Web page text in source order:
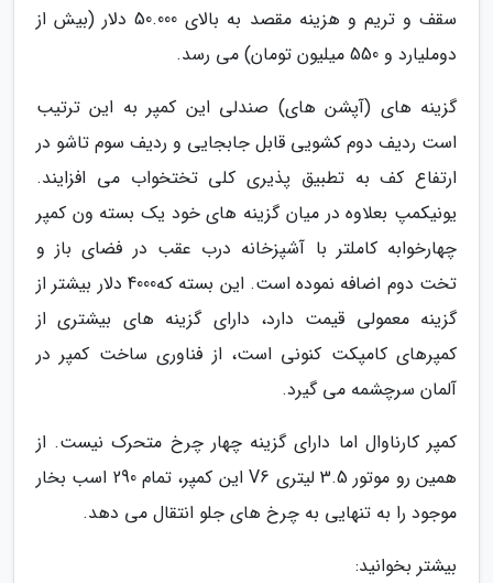
سقف و تریم و هزینه مقصد به بالای 50.000 دلار (بیش از
دوملیارد و 550 میلیون تومان) می رسد.
گزینه های (آپشن های) صندلی این کمپر به این ترتیب
است ردیف دوم کشویی قابل جابجایی و ردیف سوم تاشو در
ارتفاع کف به تطبیق پذیری کلی تختخواب می افزایند.
یونیکمپ بعلاوه در میان گزینه های خود یک بسته ون کمپر
چهارخوابه کاملتر با آشپزخانه درب عقب در فضای باز و
تخت دوم اضافه نموده است. این بسته که4000 دلار بیشتر از
گزینه معمولی قیمت دارد، دارای گزینه های بیشتری از
کمپرهای کامپکت کنونی است، از فناوری ساخت کمپر در
آلمان سرچشمه می گیرد.
کمپر کارناوال اما دارای گزینه چهار چرخ متحرک نیست. از
همین رو موتور 3.5 لیتری V6 این کمپر، تمام 290 اسب بخار
موجود را به تنهایی به چرخ های جلو انتقال می دهد.
بیشتر بخوانید: